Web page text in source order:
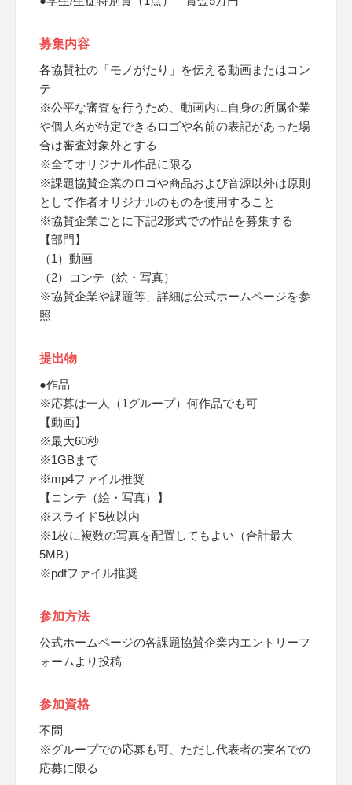
募集内容
各協賛社の「モノがたり」を伝える動画またはコン
テ
※公平な審査を行うため、動画内に自身の所属企業
や個人名が特定できるロゴや名前の表記があった場
合は審査対象外とする
※全てオリジナル作品に限る
※課題協賛企業のロゴや商品および音源以外は原則
として作者オリジナルのものを使用すること
※協賛企業ごとに下記2形式での作品を募集する
【部門】
（1）動画
（2）コンテ（絵・写真）
※協賛企業や課題等、詳細は公式ホームページを参
照
提出物
●作品
※応募は一人（1グループ）何作品でも可
【動画】
※最大60秒
※1GBまで
※mp4ファイル推奨
【コンテ（絵・写真）】
※スライド5枚以内
※1枚に複数の写真を配置してもよい（合計最大
5MB）
※pdfファイル推奨
参加方法
公式ホームページの各課題協賛企業内エントリーフ
ォームより投稿
参加資格
不問
※グループでの応募も可、ただし代表者の実名での
応募に限る